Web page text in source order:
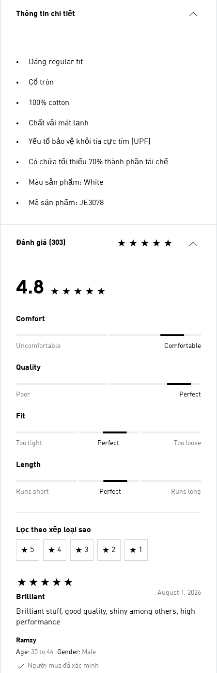
Thông tin chi tiết
Dáng regular fit
Cổ tròn
100% cotton
Chất vải mát lạnh
Yếu tố bảo vệ khỏi tia cực tím (UPF)
Có chứa tối thiểu 70% thành phần tái chế
Màu sản phẩm: White
Mã sản phẩm: JE3078
Đánh giá (303)
4.8
Comfort
Uncomfortable Comfortable
Quality
Poor Perfect
Fit
Too tight Perfect Too loose
Length
Runs short Perfect Runs long
Lọc theo xếp loại sao
5 4 3 2 1
August 1, 2026
Brilliant
Brilliant stuff, good quality, shiny among others, high
performance
Ramzy
Age: 35 to 44 Gender: Male
Người mua đã xác minh